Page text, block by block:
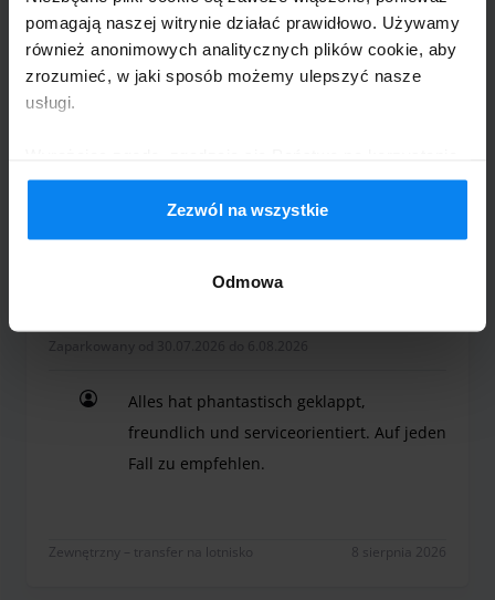
pomagają naszej witrynie działać prawidłowo. Używamy
również anonimowych analitycznych plików cookie, aby
zrozumieć, w jaki sposób możemy ulepszyć nasze
usługi.
z plików cookie zgodnie z zasadami obowiązującymi w
Państwa kraju, ale w każdej chwili mogą Państwo
zmienić ustawienia. Aby uzyskać szczegółowe
Zezwól na wszystkie
Odmowa
Zaparkowany od 1.08.2026 do 7.08.2026
Sehr hilfreich
Sehr hilfreich
Zewnętrzny – transfer na lotnisko
Alles hat phantastisch geklappt,
freundlich und serviceorientiert. Auf jeden
Fall zu empfehlen.
Zewnętrzny – transfer na lotnisko 8 sierpnia 2026